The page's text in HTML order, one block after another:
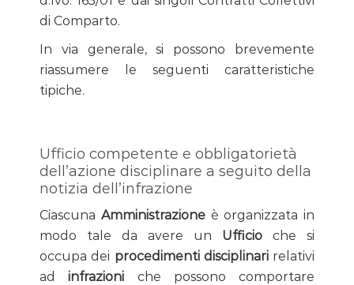
di Comparto.
In via generale, si possono brevemente
riassumere le seguenti caratteristiche
tipiche.
Ufficio competente e obbligatorietà
dell’azione disciplinare a seguito della
notizia dell’infrazione
Ciascuna Amministrazioneè organizzata in
modo tale da avere un Ufficio che si
occupa dei procedimenti disciplinarirelativi
adinfrazioni che possono comportare